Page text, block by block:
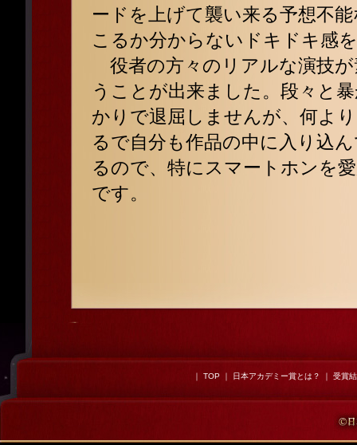
ードを上げて襲い来る予想不
こるか分からないドキドキ感
役者の方々のリアルな演技
うことが出来ました。段々と
かりで退屈しませんが、何よ
るで自分も作品の中に入り込
るので、特にスマートホンを
です。
｜ TOP｜ 日本アカデミー賞とは？ ｜ 受賞